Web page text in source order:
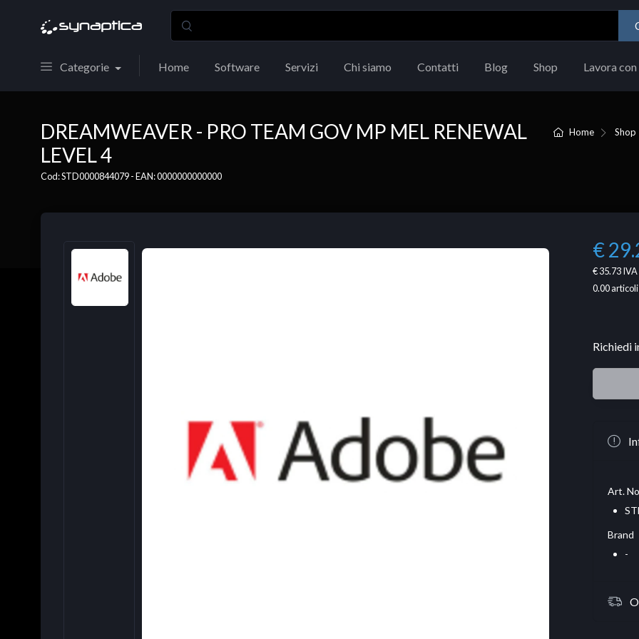
Categorie Home Software Servizi Chi siamo Contatti Blog Shop Lavora con
Home Shop
DREAMWEAVER - PRO TEAM GOV MP MEL RENEWAL
LEVEL 4
Cod: STD0000844079 - EAN: 0000000000000
€
€ 35.73IVA
0.00
Richiedi
Art.
Brand
-